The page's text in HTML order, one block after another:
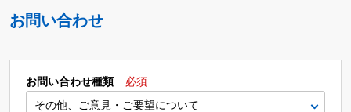
お問い合わせ
お問い合わせ種類 必須